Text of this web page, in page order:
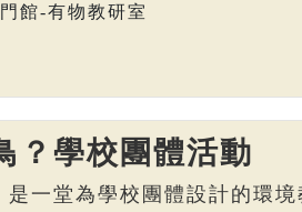
館-有物教研室
？學校團體活動
是一堂為學校團體設計的環